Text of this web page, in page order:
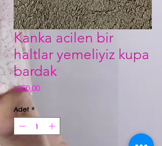
Kanka acilen bir
haltlar yemeliyiz kupa
bardak
₺350,00Fiyat
Adet *